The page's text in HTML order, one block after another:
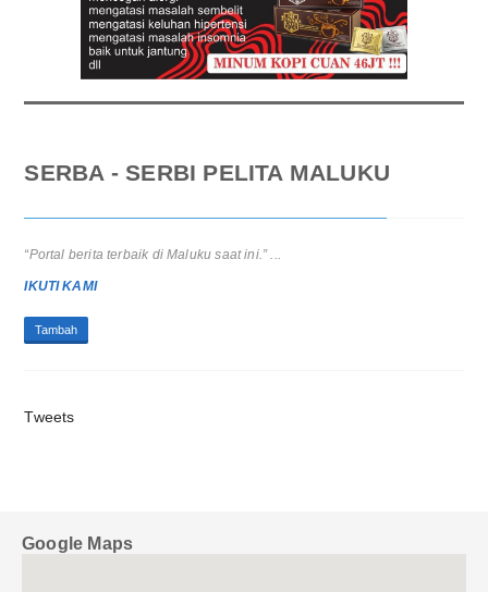
SERBA - SERBI PELITA MALUKU
“Portal berita terbaik di Maluku saat ini.” ...
IKUTI KAMI
Tambah
Tweets
Google Maps